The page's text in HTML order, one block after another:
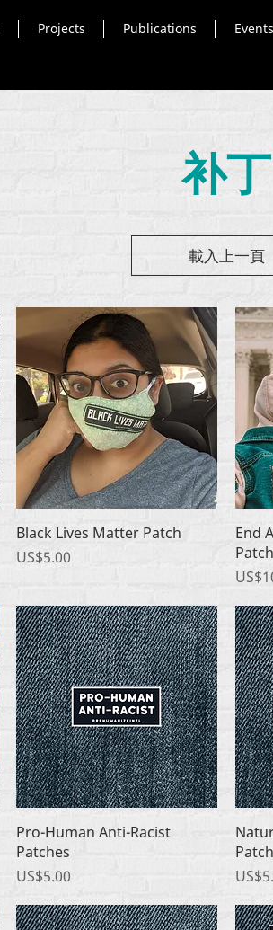
Projects Publications Events
补丁
載入上一頁
快速瀏覽
Black Lives Matter Patch
價格
US$5.00
End
Patch
價格
快速瀏覽
Pro-Human Anti-Racist
Patches
價格
US$5.00
價格